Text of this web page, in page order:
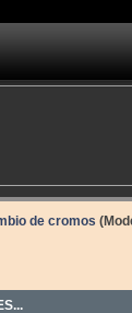
de cromos